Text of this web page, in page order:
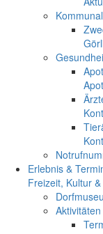
Erlebnis &
Freizeit, Kultur
Aktivitäten